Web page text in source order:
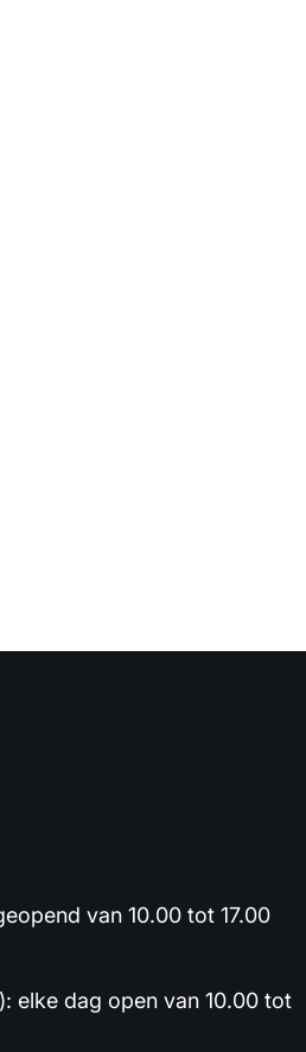
van 10.00 tot 17.00
elke dag open van 10.00 tot